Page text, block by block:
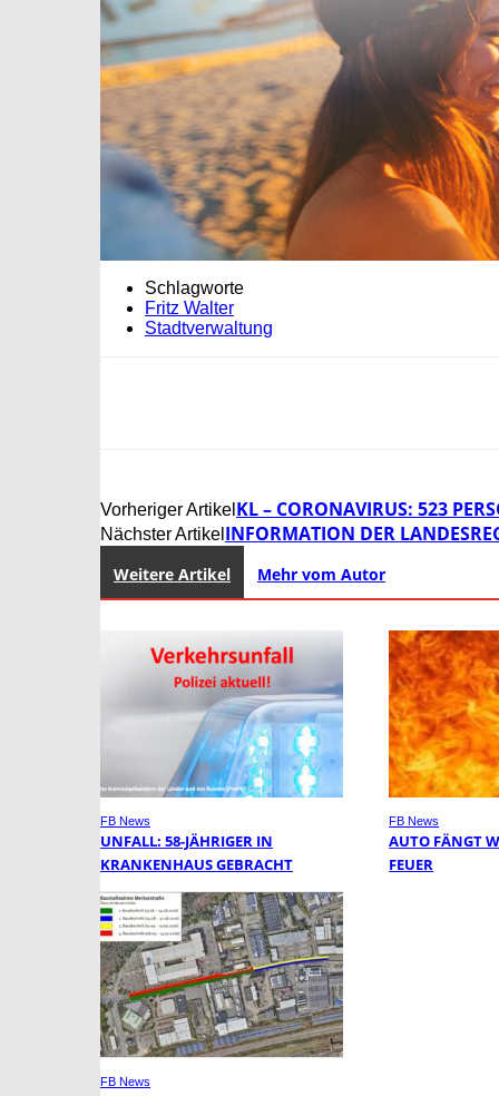
Schlagworte
Fritz Walter
Stadtverwaltung
Vorheriger Artikel KL – CORONAVIRUS: 523
Nächster Artikel INFORMATION DER
Weitere Artikel Mehr vom Autor
FB News
UNFALL: 58-JÄHRIGER IN
KRANKENHAUS GEBRACHT
FB News
AUTO FÄNGT
FEUER
FB News